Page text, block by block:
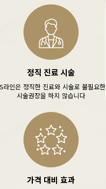
정직 진료 시술
라인은 정직한 진료와 시술로 불필요한
시술권장을 하지 않습니다
가격 대비 효과